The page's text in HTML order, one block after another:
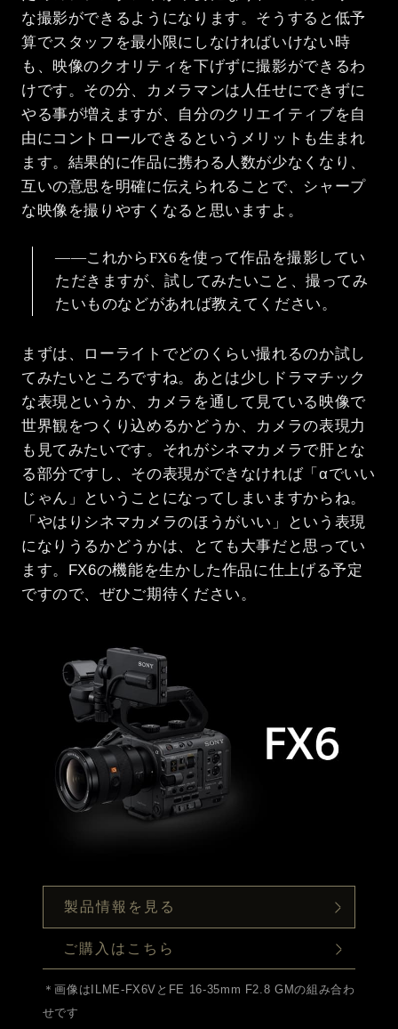
な撮影ができるようになります。そうすると低予
算でスタッフを最小限にしなければいけない時
も、映像のクオリティを下げずに撮影ができるわ
けです。その分、カメラマンは人任せにできずに
やる事が増えますが、自分のクリエイティブを自
由にコントロールできるというメリットも生まれ
ます。結果的に作品に携わる人数が少なくなり、
互いの意思を明確に伝えられることで、シャープ
な映像を撮りやすくなると思いますよ。
――これからFX6を使って作品を撮影してい
ただきますが、試してみたいこと、撮ってみ
たいものなどがあれば教えてください。
まずは、ローライトでどのくらい撮れるのか試し
てみたいところですね。あとは少しドラマチック
な表現というか、カメラを通して見ている映像で
世界観をつくり込めるかどうか、カメラの表現力
も見てみたいです。それがシネマカメラで肝とな
る部分ですし、その表現ができなければ「αでいい
じゃん」ということになってしまいますからね。
「やはりシネマカメラのほうがいい」という表現
になりうるかどうかは、とても大事だと思ってい
ます。FX6の機能を生かした作品に仕上げる予定
ですので、ぜひご期待ください。
製品情報を見る
ご購入はこちら
＊画像はILME-FX6VとFE 16-35mm F2.8 GMの組み合わ
せです